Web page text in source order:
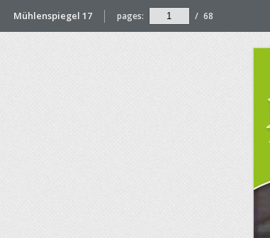
Mühlenspiegel 17 pages: / 68